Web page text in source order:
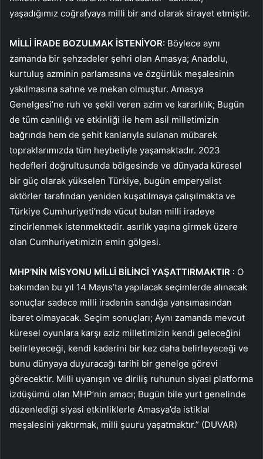
yaşadığımız coğrafyaya milli bir and olarak sirayet etmiştir.
MİLLİ İRADE BOZULMAK İSTENİYOR: Böylece aynı
zamanda bir şehzadeler şehri olan Amasya; Anadolu,
kurtuluş azminin parlamasına ve özgürlük meşalesinin
yakılmasına sahne ve mekan olmuştur. Amasya
Genelgesi’ne ruh ve şekil veren azim ve kararlılık; Bugün
de tüm canlılığı ve etkinliği ile hem asil milletimizin
bağrında hem de şehit kanlarıyla sulanan mübarek
topraklarımızda tüm heybetiyle yaşamaktadır. 2023
hedefleri doğrultusunda bölgesinde ve dünyada küresel
bir güç olarak yükselen Türkiye, bugün emperyalist
aktörler tarafından yeniden kuşatılmaya çalışılmakta ve
Türkiye Cumhuriyeti’nde vücut bulan milli iradeye
zincirlenmek istenmektedir. asırlık yaşına girmek üzere
olan Cumhuriyetimizin emin gölgesi.
MHP’NİN MİSYONU MİLLİ BİLİNCİ YAŞATTIRMAKTIR : O
bakımdan bu yıl 14 Mayıs’ta yapılacak seçimlerde alınacak
sonuçlar sadece milli iradenin sandığa yansımasından
ibaret olmayacak. Seçim sonuçları; Aynı zamanda mevcut
küresel oyunlara karşı aziz milletimizin kendi geleceğini
belirleyeceği, kendi kaderini bir kez daha belirleyeceği ve
bunu dünyaya duyuracağı tarihi bir genelge görevi
görecektir. Milli uyanışın ve diriliş ruhunun siyasi platforma
izdüşümü olan MHP’nin amacı; Bugün bile yurt genelinde
düzenlediği siyasi etkinliklerle Amasya’da istiklal
meşalesini yaktırmak, milli şuuru yaşatmaktır.” (DUVAR)